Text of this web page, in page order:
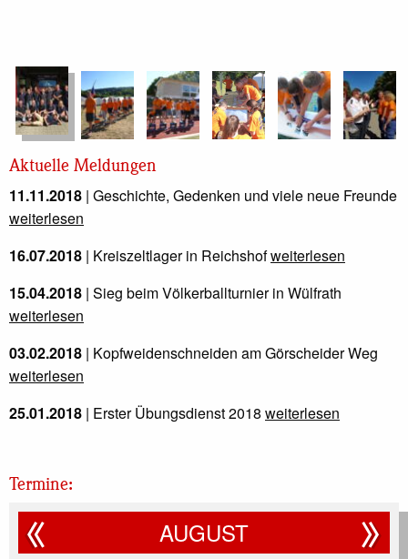
Aktuelle Meldungen
11.11.2018 | Geschichte, Gedenken und viele neue Freunde
weiterlesen
16.07.2018 | Kreiszeltlager in Reichshofweiterlesen
15.04.2018 | Sieg beim Völkerballturnier in Wülfrath
weiterlesen
03.02.2018 | Kopfweidenschneiden am Görscheider Weg
weiterlesen
25.01.2018 | Erster Übungsdienst 2018 weiterlesen
Jubiläums-Fußballturnier
15.10.2017| Kreisalarmübung in Hildenweiterlesen
29.07.2017
| Berufsfeuerwehrtag 2017
Termine:
AUGUST